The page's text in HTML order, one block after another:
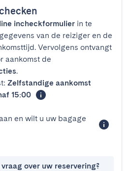
incheckformulier in te
van de reiziger en de
Vervolgens ontvangt
aankomst de
.
Zelfstandige aankomst
15:00
en wilt u uw bagage
over uw reservering?